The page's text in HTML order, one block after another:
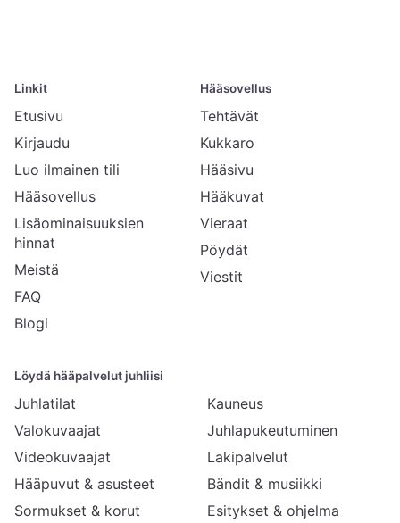
Linkit
Etusivu
Kirjaudu
Luo ilmainen tili
Hääsovellus
Lisäominaisuuksien
hinnat
Meistä
FAQ
Blogi
Hääsovellus
Tehtävät
Kukkaro
Hääsivu
Hääkuvat
Vieraat
Pöydät
Viestit
Löydä hääpalvelut juhliisi
Juhlatilat
Valokuvaajat
Videokuvaajat
Hääpuvut & asusteet
Sormukset & korut
Kauneus
Juhlapukeutuminen
Lakipalvelut
Bändit & musiikki
Esitykset & ohjelma